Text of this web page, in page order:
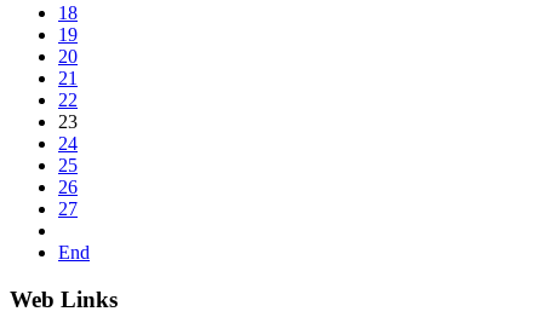
18
19
20
21
22
23
24
25
26
27
End
Web Links